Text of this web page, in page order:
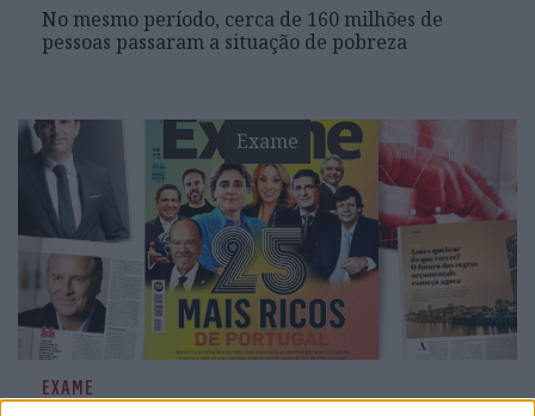
No mesmo período, cerca de 160 milhões de
pessoas passaram a situação de pobreza
Exame
EXAME